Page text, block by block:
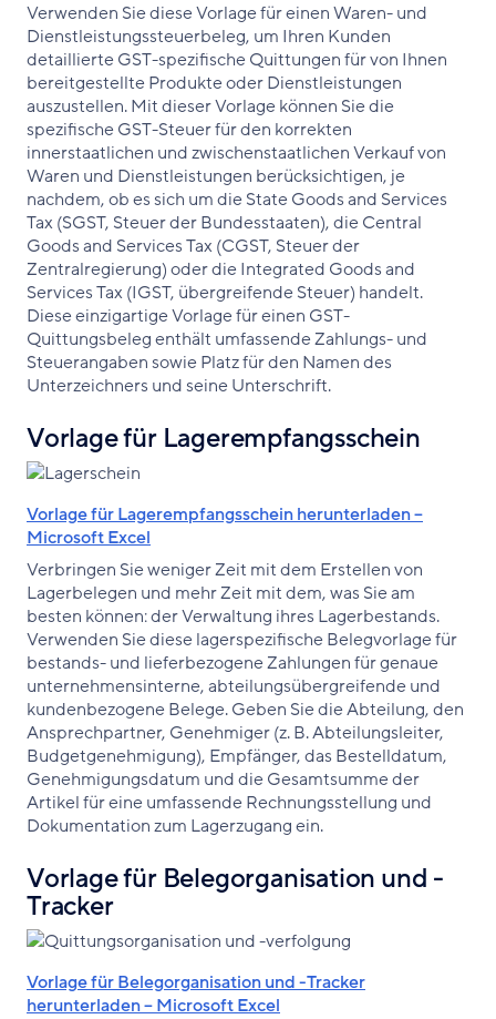
Verwenden Sie diese Vorlage für einen Waren- und
Dienstleistungssteuerbeleg, um Ihren Kunden
detaillierte GST-spezifische Quittungen für von Ihnen
bereitgestellte Produkte oder Dienstleistungen
auszustellen. Mit dieser Vorlage können Sie die
spezifische GST-Steuer für den korrekten
innerstaatlichen und zwischenstaatlichen Verkauf von
Waren und Dienstleistungen berücksichtigen, je
nachdem, ob es sich um die State Goods and Services
Tax (SGST, Steuer der Bundesstaaten), die Central
Goods and Services Tax (CGST, Steuer der
Zentralregierung) oder die Integrated Goods and
Services Tax (IGST, übergreifende Steuer) handelt.
Diese einzigartige Vorlage für einen GST-
Quittungsbeleg enthält umfassende Zahlungs- und
Steuerangaben sowie Platz für den Namen des
Unterzeichners und seine Unterschrift.
Vorlage für Lagerempfangsschein
Vorlage für Lagerempfangsschein herunterladen –
Microsoft Excel
Verbringen Sie weniger Zeit mit dem Erstellen von
Lagerbelegen und mehr Zeit mit dem, was Sie am
besten können: der Verwaltung ihres Lagerbestands.
Verwenden Sie diese lagerspezifische Belegvorlage für
bestands- und lieferbezogene Zahlungen für genaue
unternehmensinterne, abteilungsübergreifende und
kundenbezogene Belege. Geben Sie die Abteilung, den
Ansprechpartner, Genehmiger (z. B. Abteilungsleiter,
Budgetgenehmigung), Empfänger, das Bestelldatum,
Genehmigungsdatum und die Gesamtsumme der
Artikel für eine umfassende Rechnungsstellung und
Dokumentation zum Lagerzugang ein.
Vorlage für Belegorganisation und -
Tracker
Vorlage für Belegorganisation und -Tracker
herunterladen – Microsoft Excel